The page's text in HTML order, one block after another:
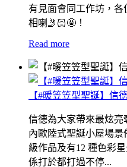
有見面會同工作坊，各
相喇🤳🏻🤩！
Read more
【#暖笠笠型聖誕】信
信德為大家帶來最炫亮
內歐陸式聖誕小屋場景
級作品及有12 種色彩
係打於都打過不停...